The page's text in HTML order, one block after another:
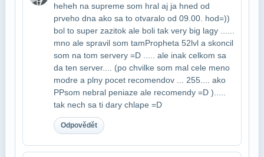
heheh na supreme som hral aj ja hned od
prveho dna ako sa to otvaralo od 09.00. hod​=))
bol to super zazitok ale boli tak very big lagy ......
mno ale spravil som tam​Propheta 52lvl a skoncil
som na tom servery =D ..... ale inak celkom sa
da ten server​.... (po chvilke som mal cele meno
modre a plny pocet recomendov ... 255.... ako
PP​som nebral peniaze ale recomendy =D ).....
tak nech sa ti dary chlape =D
Odpovědět